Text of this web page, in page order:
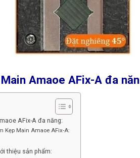
Amaoe AFix-A đa
AFix-A đa năng:
Kẹp Main Amaoe AFix-A:
thiệu sản phẩm: